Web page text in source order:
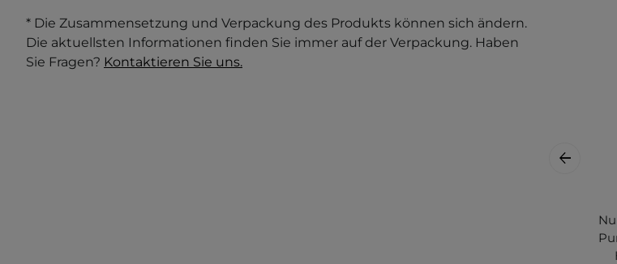
* Die Zusammensetzung und Verpackung des Produkts können sich ändern.
Die aktuellsten Informationen finden Sie immer auf der Verpackung. Haben
Sie Fragen? Kontaktieren Sie uns.